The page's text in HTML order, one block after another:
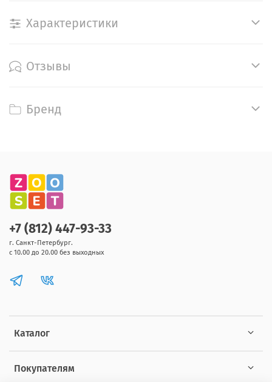
Характеристики
Отзывы
Бренд
Каталог
Покупателям
+7 (812) 447-93-33
г. Санкт-Петербург.
с 10.00 до 20.00 без выходных